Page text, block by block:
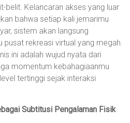
belit. Kelancaran akses yang luar
bahwa setiap kali jemarimu
sistem akan langsung
pusat rekreasi virtual yang megah.
ini adalah wujud nyata dari
momentum kebahagiaanmu
tertinggi sejak interaksi
Subtitusi Pengalaman Fisik